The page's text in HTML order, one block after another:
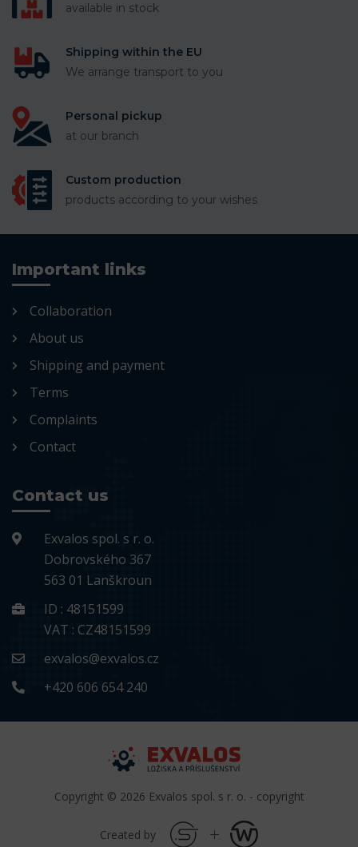
available in stock
Shipping within the EU
We arrange transport to you
Personal pickup
at our branch
Custom production
products according to your wishes
Important links
Collaboration
About us
Shipping and payment
Terms
Complaints
Contact
Contact us
Exvalos spol. s r. o.
Dobrovského 367
563 01 Lanškroun
ID : 48151599
VAT : CZ48151599
exvalos@exvalos.cz
+420 606 654 240
Copyright © 2026 Exvalos spol. s r. o. - copyright
Created by